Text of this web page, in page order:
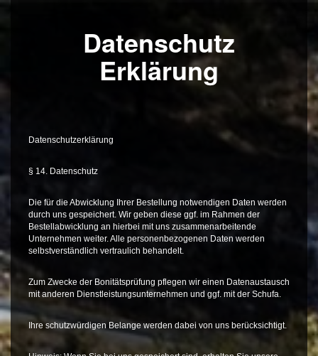
Datenschutz
Erklärung
Datenschutzerklärung
§ 14. Datenschutz
Die für die Abwicklung Ihrer Bestellung notwendigen Daten werden
durch uns gespeichert. Wir geben diese ggf. im Rahmen der
Bestellabwicklung an hierbei mit uns zusammenarbeitende
Unternehmen weiter. Alle personenbezogenen Daten werden
selbstverständlich vertraulich behandelt.
Zum Zwecke der Bonitätsprüfung pflegen wir einen Datenaustausch
mit anderen Dienstleistungsunternehmen und ggf. mit der Schufa.
Ihre schutzwürdigen Belange werden dabei von uns berücksichtigt.